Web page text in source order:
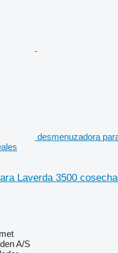
desmenuzadora
Laverda 3500
A/S